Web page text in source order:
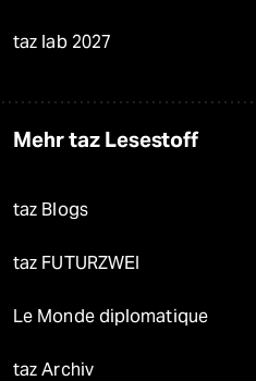
taz lab 2027
Mehr taz Lesestoff
taz Blogs
taz FUTURZWEI
Le Monde diplomatique
taz Archiv